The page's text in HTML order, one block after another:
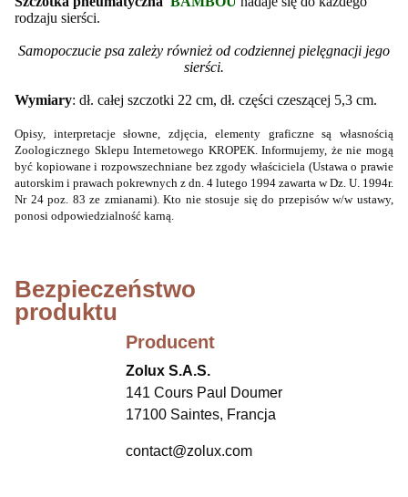
rodzaju sierści.
Samopoczucie psa zależy również od codziennej pielęgnacji jego
sierści.
Wymiary: dł. całej szczotki 22 cm, dł. części czeszącej 5,3 cm.
Opisy, interpretacje słowne, zdjęcia, elementy graficzne są własnością
Zoologicznego Sklepu Internetowego KROPEK. Informujemy, że nie mogą
być kopiowane i rozpowszechniane bez zgody właściciela (Ustawa o prawie
autorskim i prawach pokrewnych z dn. 4 lutego 1994 zawarta w Dz. U. 1994r.
Nr 24 poz. 83 ze zmianami). Kto nie stosuje się do przepisów w/w ustawy,
ponosi odpowiedzialność karną.
Bezpieczeństwo
produktu
Producent
Zolux S.A.S.
141 Cours Paul Doumer
17100 Saintes, Francja
contact@zolux.com